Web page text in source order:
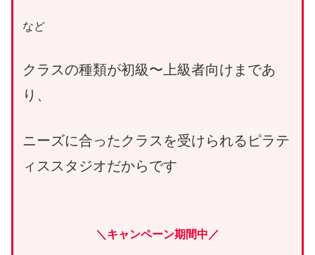
など
クラスの種類が初級〜上級者向けまであ
り、
ニーズに合ったクラスを受けられるピラテ
ィススタジオだからです
＼キャンペーン期間中／